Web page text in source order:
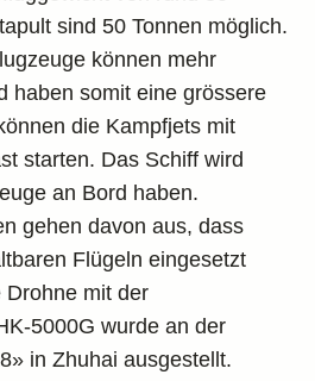
sind 50 Tonnen möglich.
können mehr
haben somit eine grössere
die Kampfjets mit
starten. Das Schiff wird
an Bord haben.
gehen davon aus, dass
Flügeln eingesetzt
Drohne mit der
5000G wurde an der
in Zhuhai ausgestellt.